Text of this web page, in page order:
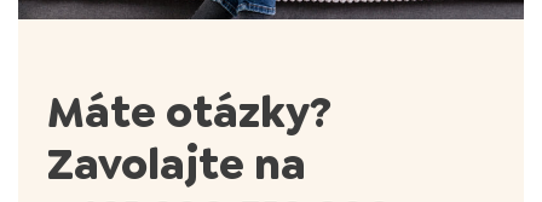
Máte otázky?
Zavolajte na